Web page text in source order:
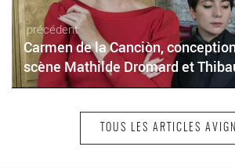
précédent
Carmen de la Canciòn,
scène Mathilde Dromard et
TOUS LES ARTICLES